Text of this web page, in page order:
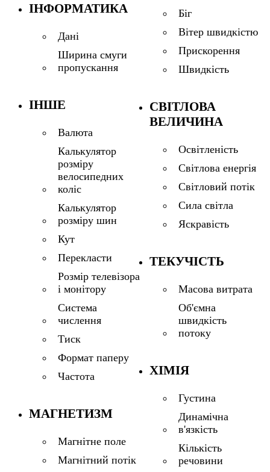
ІНФОРМАТИКА
Дані
Ширина смуги
пропускання
ІНШЕ
Валюта
Калькулятор
розміру
велосипедних
коліс
Калькулятор
розміру шин
Кут
Перекласти
Розмір телевізора
і монітору
Система
числення
Тиск
Формат паперу
Частота
МАГНЕТИЗМ
Магнітне поле
Магнітний потік
Біг
Вітер швидкістю
Прискорення
Швидкість
СВІТЛОВА
ВЕЛИЧИНА
Освітленість
Світлова енергія
Світловий потік
Сила світла
Яскравість
ТЕКУЧІСТЬ
Масова витрата
Об'ємна
швидкість
потоку
ХІМІЯ
Густина
Динамічна
в'язкість
Кількість
речовини